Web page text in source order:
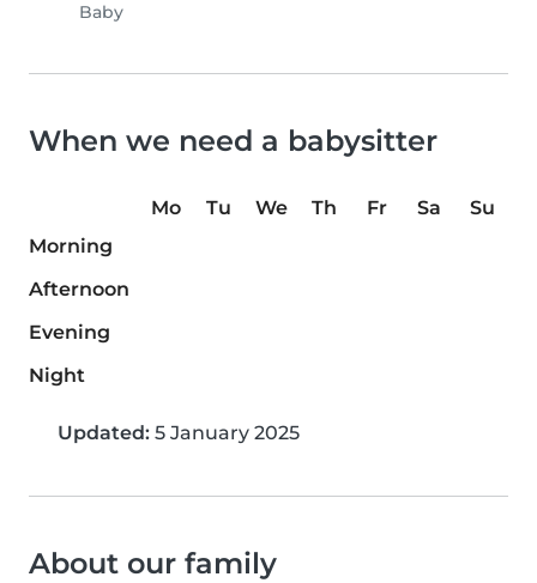
Baby
When we need a babysitter
Mo Tu We Th Fr Sa
Su
Morning
Afternoon
Evening
Night
Updated: 5 January 2025
About our family